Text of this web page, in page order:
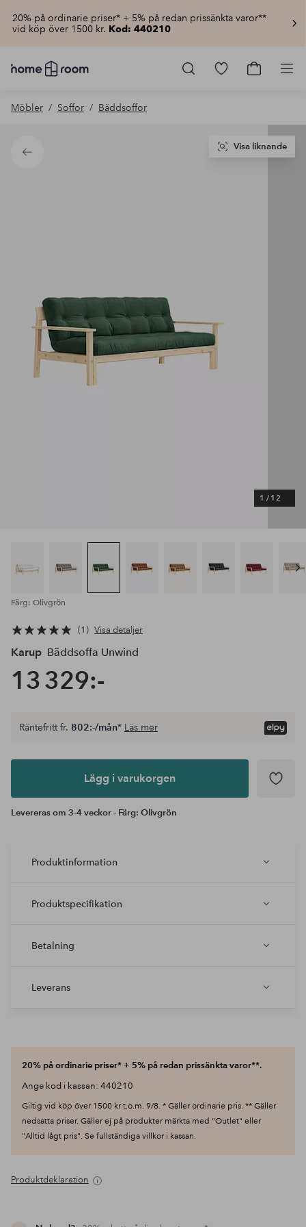
20% på ordinarie priser* + 5% på redan prissänkta varor**
vid köp över 1500 kr. Kod: 440210
Homeroom
–
hemmet
pris
Gå
Gå
Möbler Soffor Bäddsoffor
Tillbaka
1 / 12
Visa liknande
Färg: Olivgrön
1 Visa detaljer
Karup Bäddsoffa Unwind
13 329:-
Lägg i
Räntefritt fr. 802:-/mån* Läs mer
Lägg i varukorgen
Levereras om 3-4 veckor - Färg: Olivgrön
Produktinformation
Produktspecifikation
Betalning
Leverans
20% på ordinarie priser* + 5% på redan prissänkta varor**.
Ange kod i kassan: 440210
Giltig vid köp över 1500 kr t.o.m. 9/8. * Gäller ordinarie pris. ** Gäller
nedsatta priser. Gäller ej på produkter märkta med "Outlet" eller
"Alltid lågt pris". Se fullständiga villkor i kassan.
Produktdeklaration